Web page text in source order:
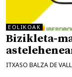
EOLIKOAK
Bizikleta-
ITXASO BALZA DE